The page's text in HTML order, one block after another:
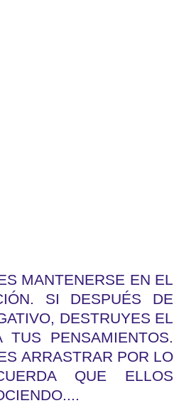
MANTENERSE EN EL
SI DESPUÉS DE
DESTRUYES EL
PENSAMIENTOS.
ARRASTRAR POR LO
QUE ELLOS